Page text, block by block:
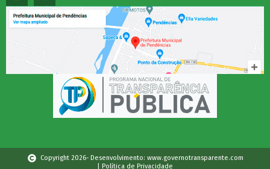
Copyright 2026- Desenvolvimento: www.governotransparente.com
| Política de Privacidade